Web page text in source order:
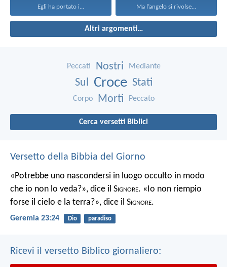
Egli ha portato i... Ma l’angelo si rivolse...
Altri argomenti…
Peccati Nostri Mediante
Sul Croce Stati
Corpo Morti Peccato
Cerca versetti Biblici
Versetto della Bibbia del Giorno
«Potrebbe uno nascondersi in luogo occulto in modo
che io non lo veda?», dice il Signore. «Io non riempio
forse il cielo e la terra?», dice il Signore.
Geremia 23:24 Dio paradiso
Ricevi il versetto Biblico giornaliero: